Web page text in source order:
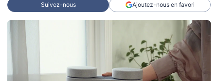
Suivez-nous Ajoutez-nous en favori